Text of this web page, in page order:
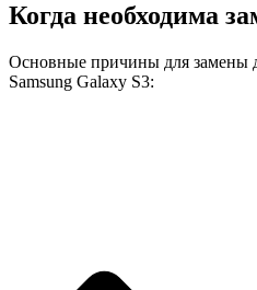
Когда необходима
Основные причины для замены
Samsung Galaxy S3: